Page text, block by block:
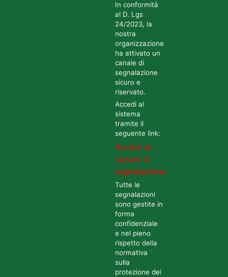
In conformità
al D. Lgs
24/2023, la
nostra
organizzazione
ha attivato un
canale di
segnalazione
sicuro e
riservato.
Accedi al
sistema
tramite il
seguente link:
Accedi al
canale di
segnalazione
Tutte le
segnalazioni
sono gestite in
forma
confidenziale
e nel pieno
rispetto della
normativa
sulla
protezione dei